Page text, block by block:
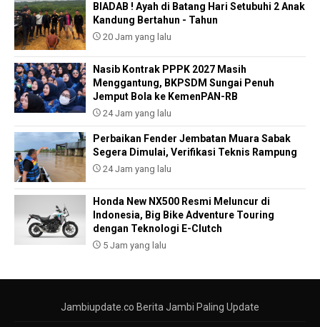
BIADAB ! Ayah di Batang Hari Setubuhi 2 Anak
Kandung Bertahun - Tahun
20 Jam yang lalu
Nasib Kontrak PPPK 2027 Masih
Menggantung, BKPSDM Sungai Penuh
Jemput Bola ke KemenPAN-RB
24 Jam yang lalu
Perbaikan Fender Jembatan Muara Sabak
Segera Dimulai, Verifikasi Teknis Rampung
24 Jam yang lalu
Honda New NX500 Resmi Meluncur di
Indonesia, Big Bike Adventure Touring
dengan Teknologi E-Clutch
5 Jam yang lalu
Jambiupdate.co Berita Jambi Paling Update